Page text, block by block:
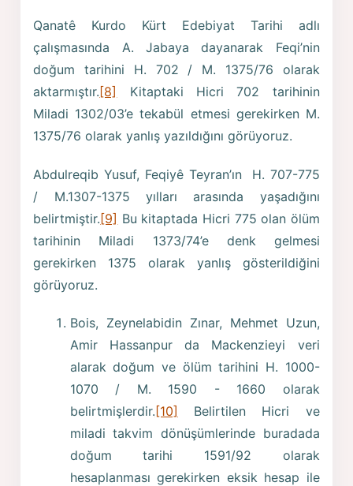
Qanatê Kurdo Kürt Edebiyat Tarihi adlı
çalışmasında A. Jabaya dayanarak Feqi’nin
doğum tarihini H. 702 / M. 1375/76 olarak
aktarmıştır.[8]
Kitaptaki Hicri 702 tarihinin
Miladi 1302/03’e tekabül etmesi gerekirken M.
1375/76 olarak yanlış yazıldığını görüyoruz.
Abdulreqib Yusuf, Feqiyê Teyran’ın H. 707-775
/ M.1307-1375 yılları arasında yaşadığını
belirtmiştir. [9] Bu kitaptada Hicri 775 olan ölüm
tarihinin Miladi 1373/74’e denk gelmesi
gerekirken 1375 olarak yanlış gösterildiğini
görüyoruz.
Bois, Zeynelabidin Zınar, Mehmet Uzun,
Amir Hassanpur da Mackenzieyi veri
alarak doğum ve ölüm tarihini H. 1000-
1070 / M. 1590 - 1660 olarak
belirtmişlerdir. [10]
Belirtilen Hicri ve
miladi takvim dönüşümlerinde buradada
doğum tarihi 1591/92 olarak
hesaplanması gerekirken eksik hesap ile